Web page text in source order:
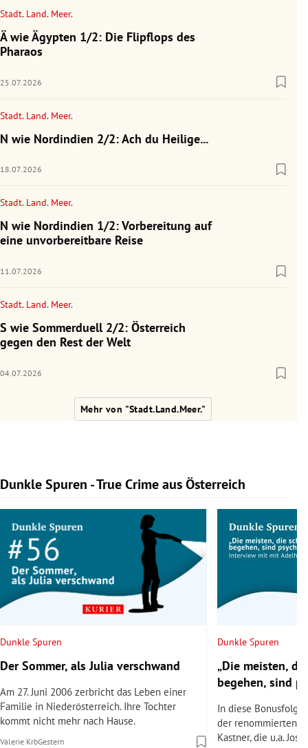
Stadt. Land. Meer.
Ä wie Ägypten 1/2: Die Flipflops des
Pharaos
25.07.2026
Stadt. Land. Meer.
N wie Nordindien 2/2: Ach du Heilige...
18.07.2026
Stadt. Land. Meer.
N wie Nordindien 1/2: Vorbereitung auf
eine unvorbereitbare Reise
11.07.2026
Stadt. Land. Meer.
S wie Sommerduell 2/2: Österreich
gegen den Rest der Welt
04.07.2026
Mehr von "Stadt.Land.Meer."
Dunkle Spuren - True Crime aus Österreich
Slide 1 von 9
Dunkle Spuren
Der Sommer, als Julia verschwand
Am 27. Juni 2006 zerbricht das Leben einer
Familie in Niederösterreich. Ihre Tochter
kommt nicht mehr nach Hause.
Valerie KrbGestern
Dunkle Spuren
„Die meisten,
begehen, sind
In diese
der renommierten
Kastner, die u.a.